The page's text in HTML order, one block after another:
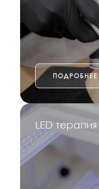
ПОДРОБНЕЕ
LED терапия